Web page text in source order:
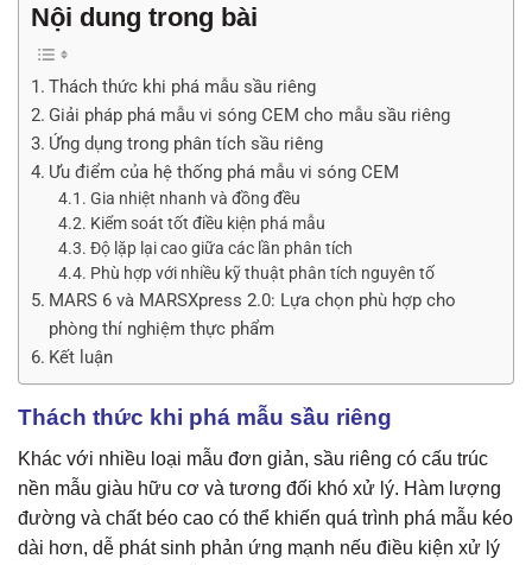
Nội dung trong bài
Thách thức khi phá mẫu sầu riêng
Giải pháp phá mẫu vi sóng CEM cho mẫu sầu riêng
Ứng dụng trong phân tích sầu riêng
Ưu điểm của hệ thống phá mẫu vi sóng CEM
Gia nhiệt nhanh và đồng đều
Kiểm soát tốt điều kiện phá mẫu
Độ lặp lại cao giữa các lần phân tích
Phù hợp với nhiều kỹ thuật phân tích nguyên tố
MARS 6 và MARSXpress 2.0: Lựa chọn phù hợp cho
phòng thí nghiệm thực phẩm
Kết luận
Thách thức khi phá mẫu sầu riêng
Khác với nhiều loại mẫu đơn giản, sầu riêng có cấu trúc
nền mẫu giàu hữu cơ và tương đối khó xử lý. Hàm lượng
đường và chất béo cao có thể khiến quá trình phá mẫu kéo
dài hơn, dễ phát sinh phản ứng mạnh nếu điều kiện xử lý